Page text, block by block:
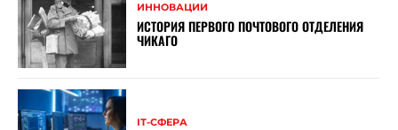
ИННОВАЦИИ
ИСТОРИЯ ПЕРВОГО ПОЧТОВОГО ОТДЕЛЕНИЯ
ЧИКАГО
ІТ-СФЕРА